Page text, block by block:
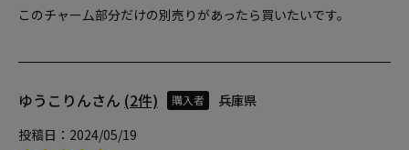
このチャー厶部分だけの別売りがあったら買いたいです。
ゆうこりん 2 購入者
兵庫県
投稿日
2024/05/19